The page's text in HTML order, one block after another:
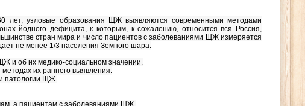
узловые образования ЩЖ выявляются современными методами
йодного дефицита, к которым, к сожалению, относится вся Россия,
стран мира и число пациентов с заболеваниями ЩЖ измеряется
не менее 1/3 населения Земного шара.
и об их медико-социальном значении.
их раннего выявления.
патологии ЩЖ.
а пациентам с заболеваниями ЩЖ.